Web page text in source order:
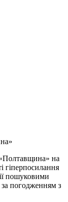
на
гіперпосилання
пошуковими
погодженням з